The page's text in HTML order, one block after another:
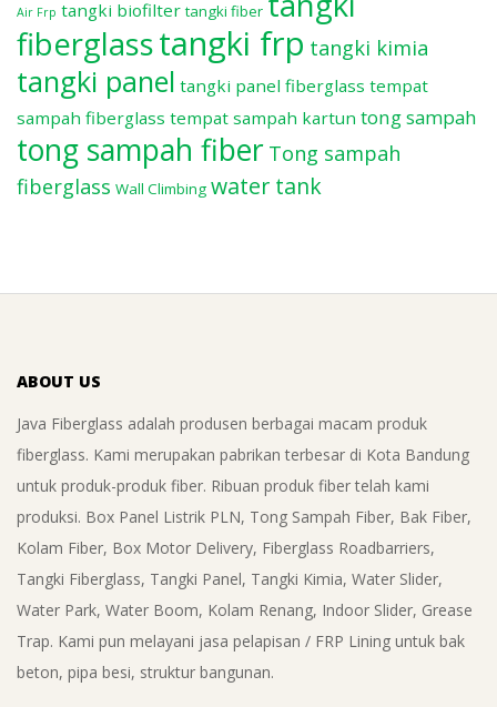
Air Frp tangki biofilter tangki fiber
fiberglasstangki frp tangki kimia
tangki panel tangki panel fiberglass tempat
sampah fiberglass tempat sampah kartun tong sampah
tong sampah fiber Tong sampah
fiberglass Wall Climbing water tank
ABOUT US
Java Fiberglass adalah produsen berbagai macam produk
fiberglass. Kami merupakan pabrikan terbesar di Kota Bandung
untuk produk-produk fiber. Ribuan produk fiber telah kami
produksi. Box Panel Listrik PLN, Tong Sampah Fiber, Bak Fiber,
Kolam Fiber, Box Motor Delivery, Fiberglass Roadbarriers,
Tangki Fiberglass, Tangki Panel, Tangki Kimia, Water Slider,
Water Park, Water Boom, Kolam Renang, Indoor Slider, Grease
Trap. Kami pun melayani jasa pelapisan / FRP Lining untuk bak
beton, pipa besi, struktur bangunan.